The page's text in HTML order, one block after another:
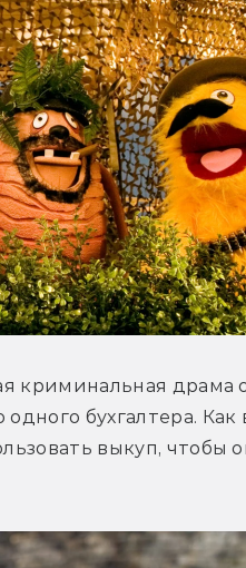
криминальная драма
бухгалтера. Как
выкуп, чтобы